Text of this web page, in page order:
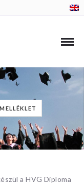
a HVG Diploma